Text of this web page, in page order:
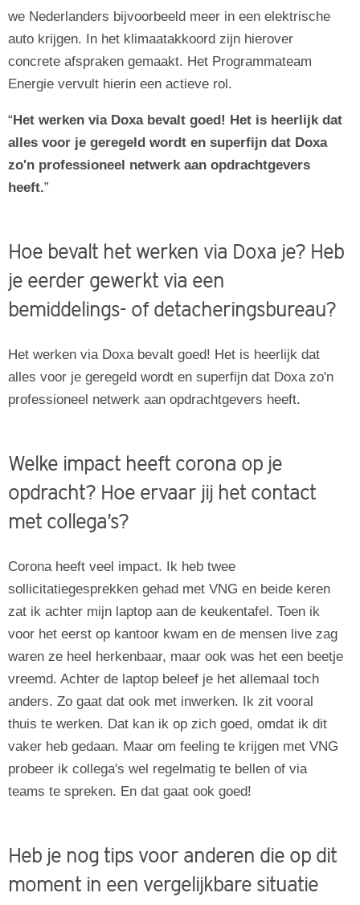
we Nederlanders bijvoorbeeld meer in een elektrische
auto krijgen. In het klimaatakkoord zijn hierover
concrete afspraken gemaakt. Het Programmateam
Energie vervult hierin een actieve rol.
Het werken via Doxa bevalt goed! Het is heerlijk dat
alles voor je geregeld wordt en superfijn dat Doxa
zo'n professioneel netwerk aan opdrachtgevers
heeft.
Hoe bevalt het werken via Doxa je? Heb
je eerder gewerkt via een
bemiddelings- of detacheringsbureau?
Het werken via Doxa bevalt goed! Het is heerlijk dat
alles voor je geregeld wordt en superfijn dat Doxa zo'n
professioneel netwerk aan opdrachtgevers heeft.
Welke impact heeft corona op je
opdracht? Hoe ervaar jij het contact
met collega’s?
Corona heeft veel impact. Ik heb twee
sollicitatiegesprekken gehad met VNG en beide keren
zat ik achter mijn laptop aan de keukentafel. Toen ik
voor het eerst op kantoor kwam en de mensen live zag
waren ze heel herkenbaar, maar ook was het een beetje
vreemd. Achter de laptop beleef je het allemaal toch
anders. Zo gaat dat ook met inwerken. Ik zit vooral
thuis te werken. Dat kan ik op zich goed, omdat ik dit
vaker heb gedaan. Maar om feeling te krijgen met VNG
probeer ik collega's wel regelmatig te bellen of via
teams te spreken. En dat gaat ook goed!
Heb je nog tips voor anderen die op dit
moment in een vergelijkbare situatie